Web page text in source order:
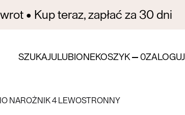
• Kup teraz, zapłać za 30 dni
SZUKAJULUBIONEKOSZYK 0ZALOGUJ
NAROŻNIK 4 LEWOSTRONNY